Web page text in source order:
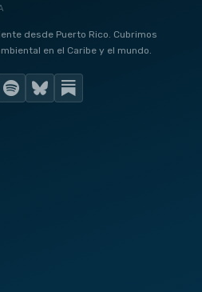
desde Puerto Rico. Cubrimos
en el Caribe y el mundo.